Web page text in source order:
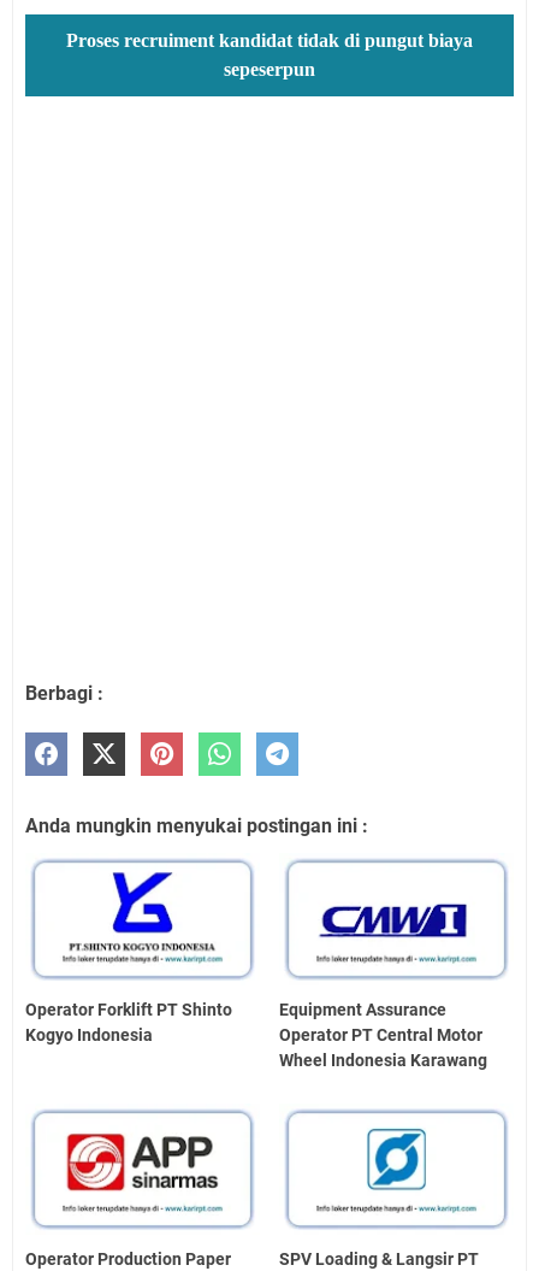
Proses recruiment kandidat tidak di pungut biaya
sepeserpun
Berbagi :
Anda mungkin menyukai postingan ini :
Operator Forklift PT Shinto
Kogyo Indonesia
Equipment Assurance
Operator PT Central Motor
Wheel Indonesia Karawang
Operator Production Paper
SPV Loading & Langsir PT